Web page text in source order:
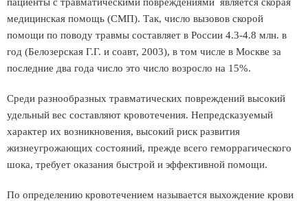
медицинская помощь (СМП). Так, число вызовов скорой
помощи по поводу травмы составляет в России 4.3-4.8 млн. в
год (Белозерская Г.Г. и соавт, 2003), в том числе в Москве за
последние два года число это число возросло на 15%.
Среди разнообразных травматических повреждений высокий
удельный вес составляют кровотечения. Непредсказуемый
характер их возникновения, высокий риск развития
жизнеугрожающих состояний, прежде всего геморрагического
шока, требует оказания быстрой и эффективной помощи.
По определению кровотечением называется выхождение крови